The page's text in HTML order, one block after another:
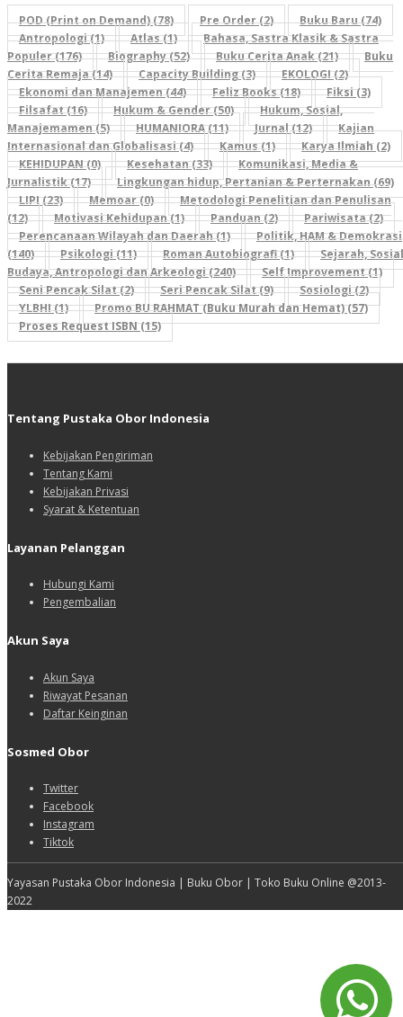
POD (Print on Demand) (78)
Pre Order (2)
Buku Baru (74)
Antropologi (1)
Atlas (1)
Bahasa, Sastra Klasik & Sastra
Populer (176)
Biography (52) Buku Cerita Anak (21)
Buku
Cerita Remaja (14)
Capacity Building (3)
EKOLOGI (2)
Ekonomi dan Manajemen (44)
Feliz Books (18)
Fiksi (3)
Filsafat (16)
Hukum & Gender (50)
Hukum, Sosial,
Manajemamen (5)
HUMANIORA (11) Jurnal (12)
Kajian
Internasional dan Globalisasi (4)
Kamus (1)
Karya Ilmiah (2)
KEHIDUPAN (0)
Kesehatan (33)
Komunikasi, Media &
Jurnalistik (17)
Lingkungan hidup, Pertanian & Perternakan (69)
LIPI (23)
Memoar (0)
Metodologi Penelitian dan Penulisan
(12)
Motivasi Kehidupan (1) Panduan (2)
Pariwisata (2)
Perencanaan Wilayah dan Daerah (1)
Politik, HAM & Demokrasi
(140)
Psikologi (11) Roman Autobiografi (1)
Sejarah,
Budaya, Antropologi dan Arkeologi (240)
Self Improvement (1)
Seni Pencak Silat (2)
Seri Pencak Silat (9)
Sosiologi (2)
YLBHI (1)
Promo BU RAHMAT (Buku Murah dan Hemat) (57)
Proses Request ISBN (15)
Tentang Pustaka Obor Indonesia
Kebijakan Pengiriman
Tentang Kami
Kebijakan Privasi
Syarat & Ketentuan
Layanan Pelanggan
Hubungi Kami
Pengembalian
Akun Saya
Akun Saya
Riwayat Pesanan
Daftar Keinginan
Sosmed Obor
Twitter
Facebook
Instagram
Tiktok
Yayasan Pustaka Obor Indonesia | Buku Obor | Toko Buku Online @2013-
2022